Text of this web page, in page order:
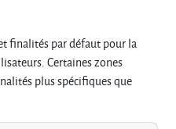
finalités par défaut pour la
Certaines zones
plus spécifiques que